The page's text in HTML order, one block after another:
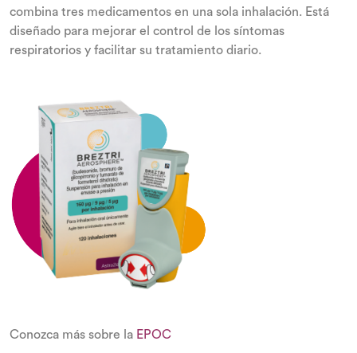
combina tres medicamentos en una sola inhalación. Está
diseñado para mejorar el control de los síntomas
respiratorios y facilitar su tratamiento diario.
Conozca más sobre la EPOC